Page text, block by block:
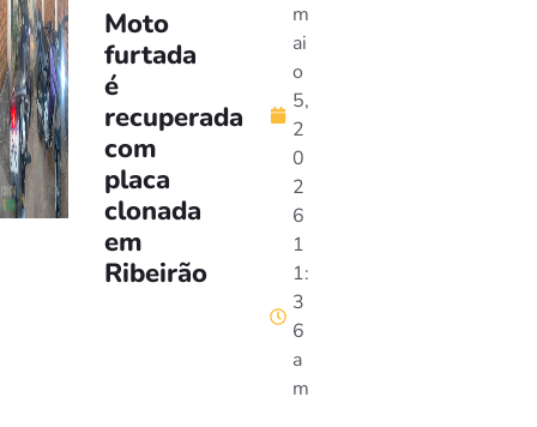
Moto
furtada
é
recuperada
com
placa
clonada
em
Ribeirão
m
ai
o
5,
2
0
2
6
1
1:
3
6
a
m